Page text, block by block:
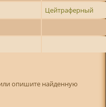
Цейтраферный
опишите найденную